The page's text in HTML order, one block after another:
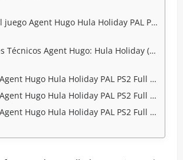
Agent Hugo Hula Holiday PAL PS2
Agent Hugo: Hula Holiday (Europe) (Nl,En,Fr,De,It,Pt,Es) :
Hugo Hula Holiday PAL PS2 Full Mega
Hugo Hula Holiday PAL PS2 Full Mediafire
Hugo Hula Holiday PAL PS2 Full Googledrive